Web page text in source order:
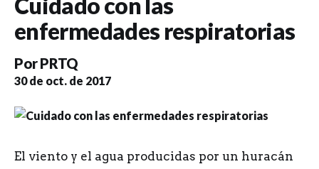
enfermedades respiratorias
PorPRTQ
30 de oct. de 2017
El viento y el agua producidas por un huracán